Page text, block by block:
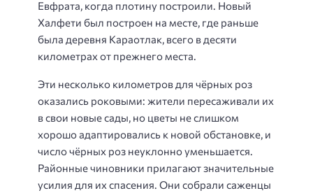
Евфрата, когда плотину построили. Новый
Халфети был построен на месте, где раньше
была деревня Караотлак, всего в десяти
километрах от прежнего места.
Эти несколько километров для чёрных роз
оказались роковыми: жители пересаживали их
в свои новые сады, но цветы не слишком
хорошо адаптировались к новой обстановке, и
число чёрных роз неуклонно уменьшается.
Районные чиновники прилагают значительные
усилия для их спасения. Они собрали саженцы